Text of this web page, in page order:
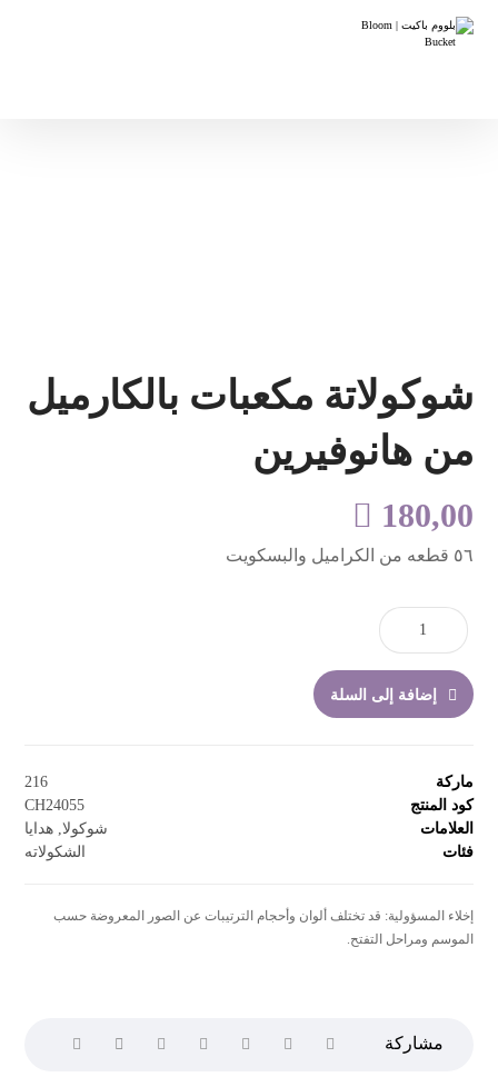
شوكولاتة مكعبات بالكارميل
من هانوفيرين
 180,00
٥٦ قطعه من الكراميل والبسكويت
إضافة إلى السلة
ماركة
216
كود المنتج
CH24055
العلامات
شوكولا, هدايا
فئات
الشكولاته
إخلاء المسؤولية: قد تختلف ألوان وأحجام الترتيبات عن الصور المعروضة حسب
الموسم ومراحل التفتح.